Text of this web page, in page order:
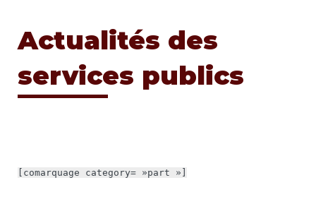
Actualités des
services publics
[comarquage category= »part »]